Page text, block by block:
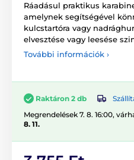
Ráadásul praktikus
amelynek segítségével
kulcstartóra vagy
elvesztése vagy leesése
További információk ›
Raktáron 2 db
Megrendelések 7. 8. 16:00,
8. 11.